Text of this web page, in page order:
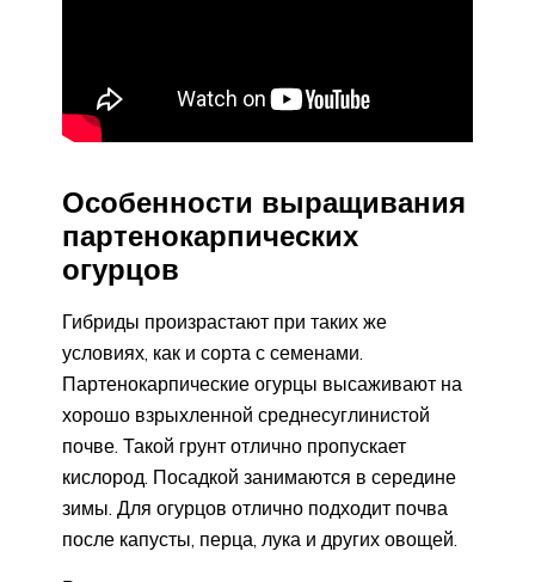
Особенности выращивания
партенокарпических
огурцов
Гибриды произрастают при таких же
условиях, как и сорта с семенами.
Партенокарпические огурцы высаживают на
хорошо взрыхленной среднесуглинистой
почве. Такой грунт отлично пропускает
кислород. Посадкой занимаются в середине
зимы. Для огурцов отлично подходит почва
после капусты, перца, лука и других овощей.